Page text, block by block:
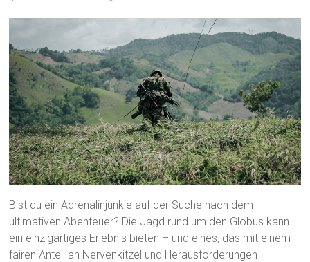
Bist du ein Adrenalinjunkie auf der Suche nach dem
ultimativen Abenteuer? Die Jagd rund um den Globus kann
ein einzigartiges Erlebnis bieten – und eines, das mit einem
fairen Anteil an Nervenkitzel und Herausforderungen